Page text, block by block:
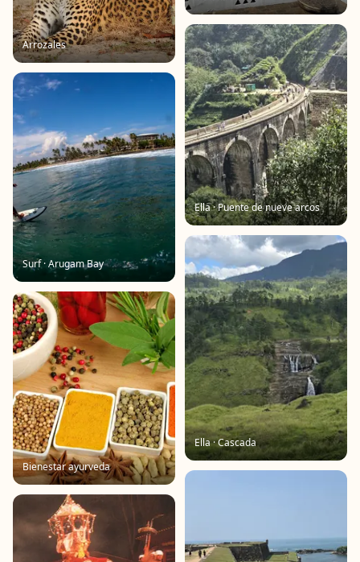
Arrozales
Surf · Arugam Bay
Bienestar ayurveda
Ella · Puente de nueve arcos
Ella · Cascada